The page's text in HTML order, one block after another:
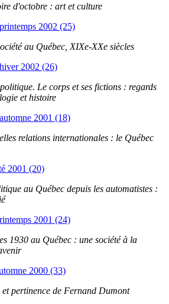
d'octobre : art et culture
2002 (25)
au Québec, XIXe-XXe siècles
2002 (26)
Le corps et ses fictions : regards
et histoire
2001 (18)
relations internationales : le Québec
2001 (20)
au Québec depuis les automatistes :
2001 (24)
1930 au Québec : une société à la
2000 (33)
et pertinence de Fernand Dumont